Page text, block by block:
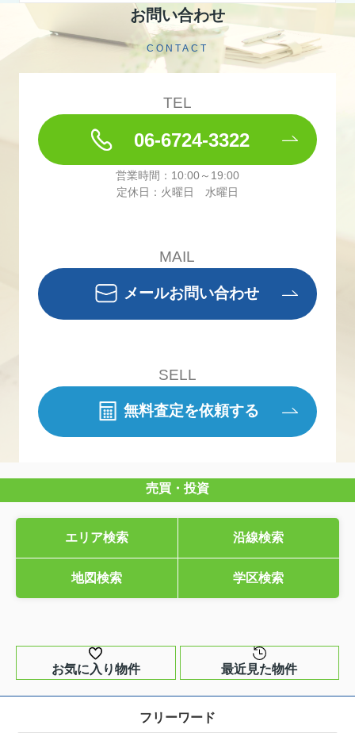
お問い合わせ
CONTACT
TEL
06-6724-3322
営業時間：10:00～19:00
定休日：火曜日 水曜日
MAIL
メールお問い合わせ
SELL
無料査定を依頼する
売買・投資
エリア検索 沿線検索
地図検索 学区検索
お気に入り物件 最近見た物件
フリーワード